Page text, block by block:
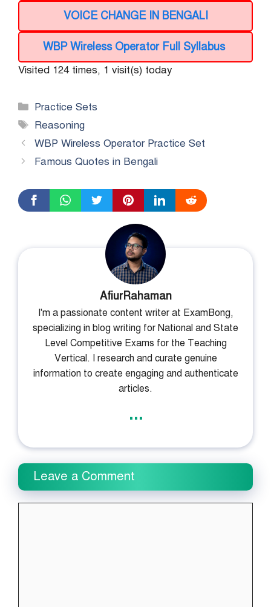
VOICE CHANGE IN BENGALI
WBP Wireless Operator Full Syllabus
Visited 124 times, 1 visit(s) today
Categories
Practice Sets
Tags
Reasoning
WBP Wireless Operator Practice Set
Famous Quotes in Bengali
AfiurRahaman
I'm a passionate content writer at ExamBong,
specializing in blog writing for National and State
Level Competitive Exams for the Teaching
Vertical. I research and curate genuine
information to create engaging and authenticate
articles.
...
Leave a Comment